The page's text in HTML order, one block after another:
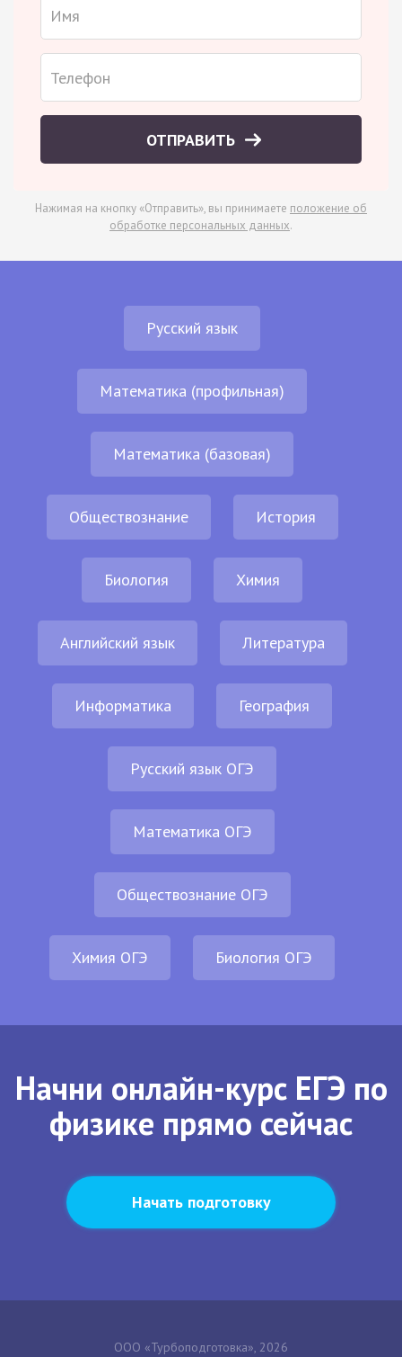
ОТПРАВИТЬ
Нажимая на кнопку «Отправить», вы принимаете положение об
обработке персональных данных.
Русский язык
Математика (профильная)
Математика (базовая)
Обществознание История
Биология Химия
Английский язык Литература
Информатика География
Русский язык ОГЭ
Математика ОГЭ
Обществознание ОГЭ
Химия ОГЭ Биология ОГЭ
Начни онлайн-курс ЕГЭ по
физике прямо сейчас
Начать подготовку
ООО «Турбоподготовка», 2026